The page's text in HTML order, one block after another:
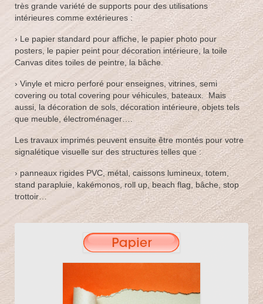
Bâche ou banderole publicitaire
Panneau publicitaire
Enseigne
Marquage véhicule
Plaque professionnelle
Tampon encreur
Nos réalisations
Les réalisations de GregamPub
Nous contacter
très grande variété de supports pour des utilisations
intérieures comme extérieures :
› Le papier standard pour affiche, le papier photo pour
posters, le papier peint pour décoration intérieure, la toile
Canvas dites toiles de peintre, la bâche.
› Vinyle et micro perforé pour enseignes, vitrines, semi
covering ou total covering pour véhicules, bateaux. Mais
aussi, la décoration de sols, décoration intérieure, objets tels
que meuble, électroménager….
Les travaux imprimés peuvent ensuite être montés pour votre
signalétique visuelle sur des structures telles que :
› panneaux rigides PVC, métal, caissons lumineux, totem,
stand parapluie, kakémonos, roll up, beach flag, bâche, stop
trottoir…